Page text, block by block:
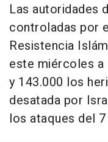
Las autoridades
controladas por
Resistencia
este miércoles a
y 143.000 los
desatada por
los ataques del